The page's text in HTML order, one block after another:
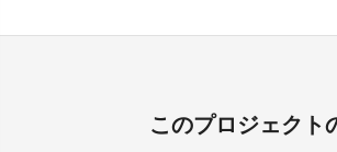
このプロジェクト